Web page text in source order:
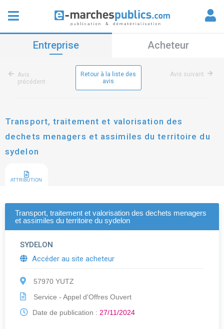
Entreprise Acheteur
Avis
précédent
Retour à la liste des
avis
Avis suivant
Transport, traitement et valorisation des
dechets menagers et assimiles du territoire du
sydelon
ATTRIBUTION
Transport, traitement et valorisation des dechets menagers
et assimiles du territoire du sydelon
SYDELON
Accéder au site acheteur
57970 YUTZ
Service - Appel d'Offres Ouvert
Date de publication : 27/11/2024